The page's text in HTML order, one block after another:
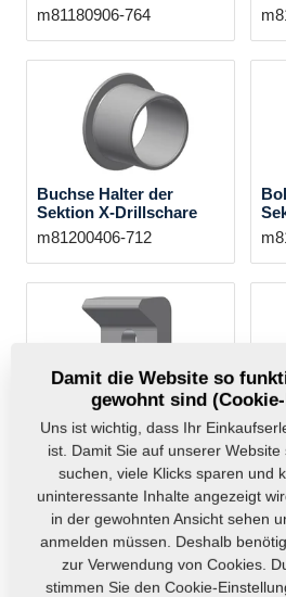
m81180906-764
Buchse Halter der
Sektion X-Drillschare
m81200406-712
X-Drillschare
m81180906-068
Damit die Website so
gewohnt sind
Uns ist wichtig, dass Ihr
ist. Damit Sie auf unserer
suchen, viele Klicks sparen und
uninteressante Inhalte angezeigt
in der gewohnten Ansicht sehen
anmelden müssen. Deshalb
zur Verwendung von Cookies.
stimmen Sie den Cookie-